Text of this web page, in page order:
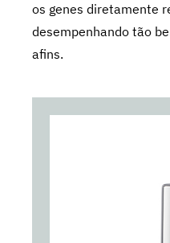
os genes diretamente
desempenhando tão
afins.